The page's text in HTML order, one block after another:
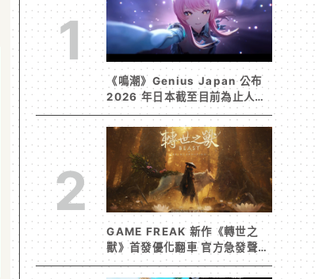
1
《鳴潮》Genius Japan 公布
2026 年日本截至目前為止人氣
歌單《遠航星的告別》&《自無
垠處歸航之星》入榜
2
GAME FREAK 新作《轉世之
獸》首發優化翻車 官方急發聲明
承諾提供大量更新彌補